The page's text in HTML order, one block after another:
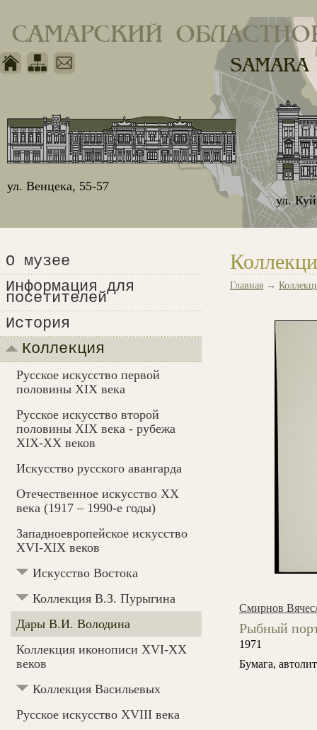
САМАРСКИЙ
ул.
ул. Венцека, 55-57
О музее
Информация для
посетителей
История
Коллекция
Русское искусство первой
половины XIX века
Русское искусство второй
половины XIX века - рубежа
XIX-ХХ веков
Искусство русского авангарда
Отечественное искусство XX
века (1917 – 1990-e годы)
Западноевропейское искусство
XVI-XIX веков
Искусство Востока
Коллекция В.З. Пурыгина
Дары В.И. Володина
Коллекция иконописи XVI-XX
веков
Коллекция Васильевых
Русское искусство XVIII века
Главная →
Смирнов
Рыбный
1971
Бумага,